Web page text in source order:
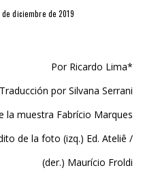
de diciembre de 2019
Por Ricardo Lima*
Traducción por Silvana Serrani
la muestra Fabrício Marques
de la foto (izq.) Ed. Ateliê /
(der.) Maurício Froldi